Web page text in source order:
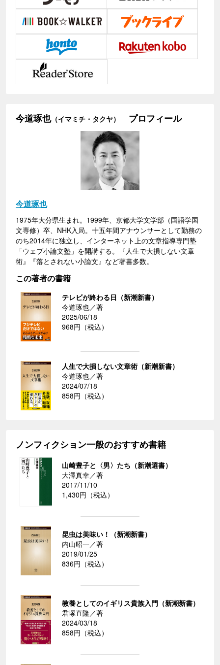
今道琢也（イマミチ・タクヤ） プロフィール
今道琢也
1975年大分県生まれ。1999年、京都大学文学部（国語学国
文専修）卒、NHK入局。十五年間アナウンサーとして勤務の
のち2014年に独立し、インターネット上の文章指導専門塾
「ウェブ小論文塾」を開講する。『人生で大損しない文章
術』『落とされない小論文』など著書多数。
この著者の書籍
テレビが終わる日（新潮新書）
今道琢也／著
2025/06/18
968円（税込）
人生で大損しない文章術（新潮新書）
今道琢也／著
2024/07/18
858円（税込）
ノンフィクション一般のおすすめ書籍
山崎豊子と〈男〉たち（新潮選書）
大澤真幸／著
2017/11/10
1,430円（税込）
昆虫は美味い！（新潮新書）
内山昭一／著
2019/01/25
836円（税込）
教養としてのイギリス貴族入門（新潮新書）
君塚直隆／著
2024/03/18
858円（税込）